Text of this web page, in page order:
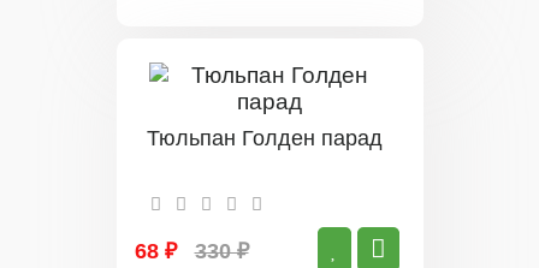
Тюльпан Голден парад
68 ₽ 330 ₽